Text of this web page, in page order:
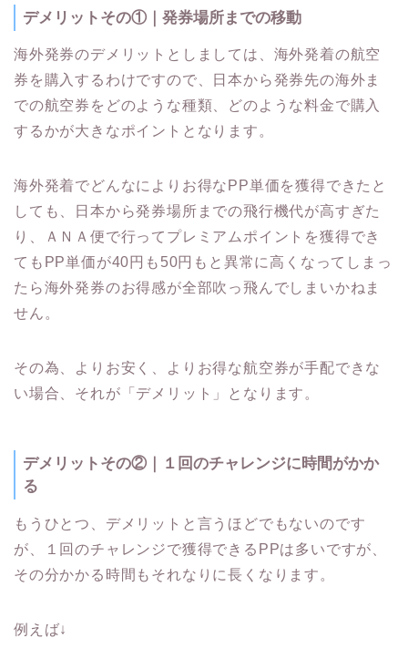
デメリットその①｜発券場所までの移動
海外発券のデメリットとしましては、海外発着の航空
券を購入するわけですので、日本から発券先の海外ま
での航空券をどのような種類、どのような料金で購入
するかが大きなポイントとなります。
海外発着でどんなによりお得なPP単価を獲得できたと
しても、日本から発券場所までの飛行機代が高すぎた
り、ＡＮＡ便で行ってプレミアムポイントを獲得でき
てもPP単価が40円も50円もと異常に高くなってしまっ
たら海外発券のお得感が全部吹っ飛んでしまいかねま
せん。
その為、よりお安く、よりお得な航空券が手配できな
い場合、それが「デメリット」となります。
デメリットその②｜１回のチャレンジに時間がかか
る
もうひとつ、デメリットと言うほどでもないのです
が、１回のチャレンジで獲得できるPPは多いですが、
その分かかる時間もそれなりに長くなります。
例えば↓